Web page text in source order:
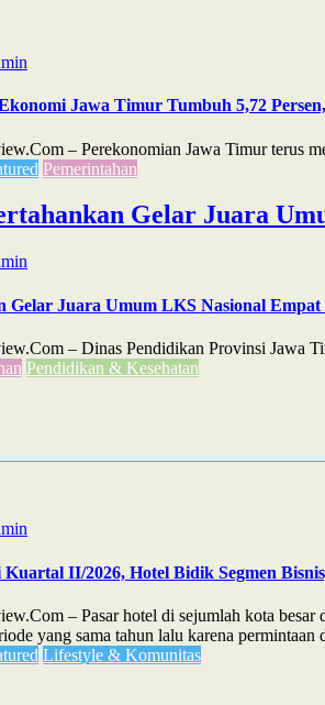
Jawa Timur Tumbuh 5,72
– Perekonomian Jawa Timur terus
Pemerintahan
Gelar Juara
Gelar Juara Umum LKS Nasional
– Dinas Pendidikan Provinsi Jawa
Pendidikan & Kesehatan
II/2026, Hotel Bidik Segmen
– Pasar hotel di sejumlah kota
yang sama tahun lalu karena
Lifestyle & Komunitas